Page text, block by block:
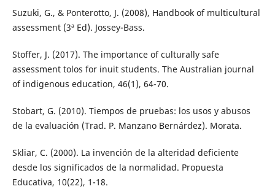
Suzuki, G., & Ponterotto, J. (2008), Handbook of multicultural
assessment (3ª Ed). Jossey-Bass.
Stoffer, J. (2017). The importance of culturally safe
assessment tolos for inuit students. The Australian journal
of indigenous education, 46(1), 64-70.
Stobart, G. (2010). Tiempos de pruebas: los usos y abusos
de la evaluación (Trad. P. Manzano Bernárdez). Morata.
Skliar, C. (2000). La invención de la alteridad deficiente
desde los significados de la normalidad. Propuesta
Educativa, 10(22), 1-18.